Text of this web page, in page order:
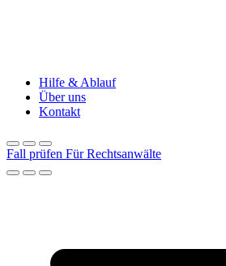
Hilfe & Ablauf
Über uns
Kontakt
Fall prüfen Für Rechtsanwälte